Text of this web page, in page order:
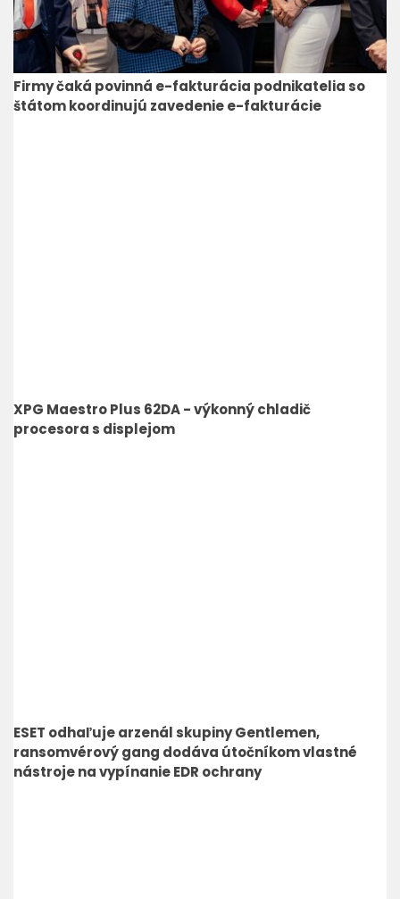
Firmy čaká povinná e-fakturácia podnikatelia so
štátom koordinujú zavedenie e-fakturácie
XPG Maestro Plus 62DA - výkonný chladič
procesora s displejom
ESET odhaľuje arzenál skupiny Gentlemen,
ransomvérový gang dodáva útočníkom vlastné
nástroje na vypínanie EDR ochrany